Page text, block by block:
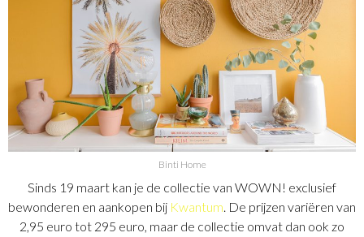
Binti Home
Sinds 19 maart kan je de collectie van WOWN! exclusief
bewonderen en aankopen bij Kwantum. De prijzen variëren van
2,95 euro tot 295 euro, maar de collectie omvat dan ook zo